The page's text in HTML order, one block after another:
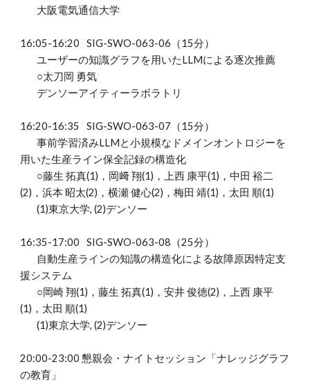
大阪電気通信大学
16:05-16:20 SIG-SWO-063-06（15分）
ユーザーの知識グラフを用いたLLMによる逐次推薦
○太刀岡 勇気
デンソーアイティーラボラトリ
16:20-16:35 SIG-SWO-063-07（15分）
事前学習済みLLMと小規模なドメインオントロジーを
用いた生産ライン保全記録の構造化
○藤生 拓真(1)，岡﨑 翔(1)，上西 康平(1)，中田 裕二
(2)，浜本 昭太(2)，横瀬 健心(2)，梅田 靖(1)，太田 順(1)
(1)東京大学, (2)デンソー
16:35-17:00 SIG-SWO-063-08（25分）
自動生産ラインの知識の構造化による故障原因特定支
援システム
○岡崎 翔(1)，藤生 拓真(1)，安井 俊徳(2)，上西 康平
(1)，太田 順(1)
(1)東京大学, (2)デンソー
20:00-23:00 懇親会・ナイトセッション「ナレッジグラフ
の教育」